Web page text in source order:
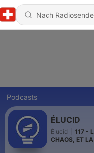
Podcasts
ÉLUCID
Élucid
117 - L’UNION EUROPÉENNE SE NOURRIT DU
CHAOS, ET LA